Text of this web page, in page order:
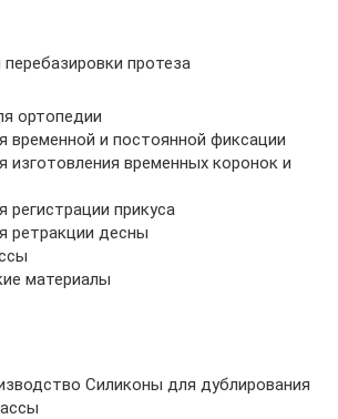
протеза
ортопедии
временной и постоянной фиксации
изготовления временных коронок и
регистрации прикуса
ретракции десны
материалы
Силиконы для дублирования